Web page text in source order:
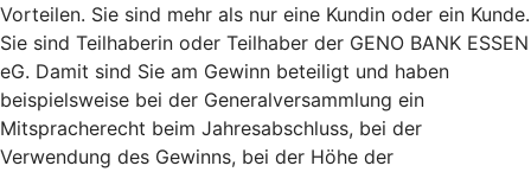
Vorteilen. Sie sind mehr als nur eine Kundin oder ein Kunde.
Sie sind Teilhaberin oder Teilhaber der GENO BANK ESSEN
eG. Damit sind Sie am Gewinn beteiligt und haben
beispielsweise bei der Generalversammlung ein
Mitspracherecht beim Jahresabschluss, bei der
Verwendung des Gewinns, bei der Höhe der